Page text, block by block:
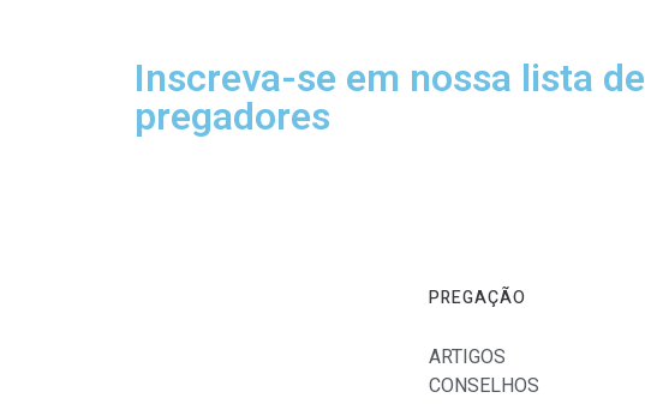
Inscreva-se em nossa lista de
pregadores
PREGAÇÃO
ARTIGOS
CONSELHOS